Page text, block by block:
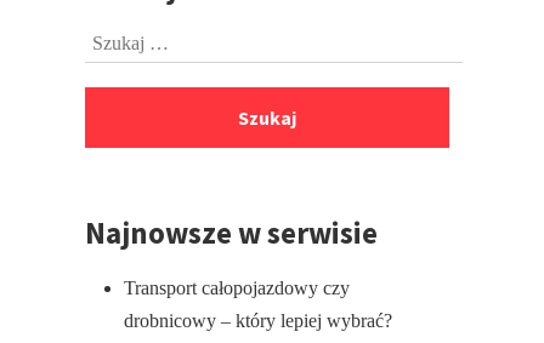
Szukaj:
Najnowsze w serwisie
Transport całopojazdowy czy
drobnicowy – który lepiej wybrać?